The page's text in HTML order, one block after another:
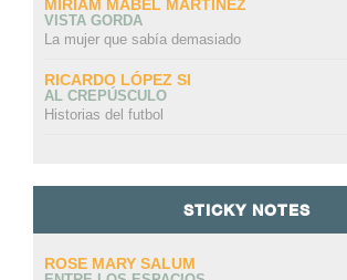
MIRIAM MABEL MARTINEZ
VISTA GORDA
La mujer que sabía demasiado
RICARDO LÓPEZ SI
AL CREPÚSCULO
Historias del futbol
STICKY NOTES
ROSE MARY SALUM